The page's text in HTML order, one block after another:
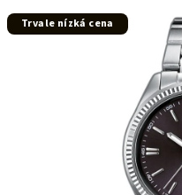
produktu
hvězdiček.
Trvale nízká cena